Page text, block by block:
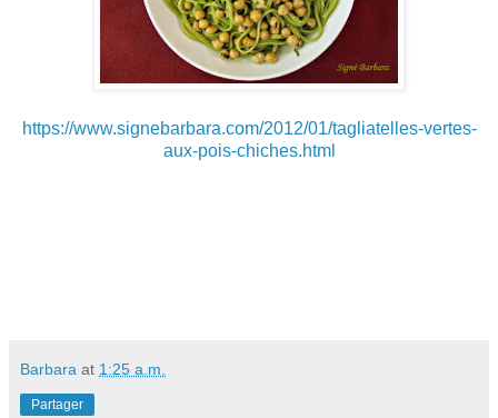
https://www.signebarbara.com/2012/01/tagliatelles-vertes-
aux-pois-chiches.html
Barbara at 1:25 a.m.
Partager